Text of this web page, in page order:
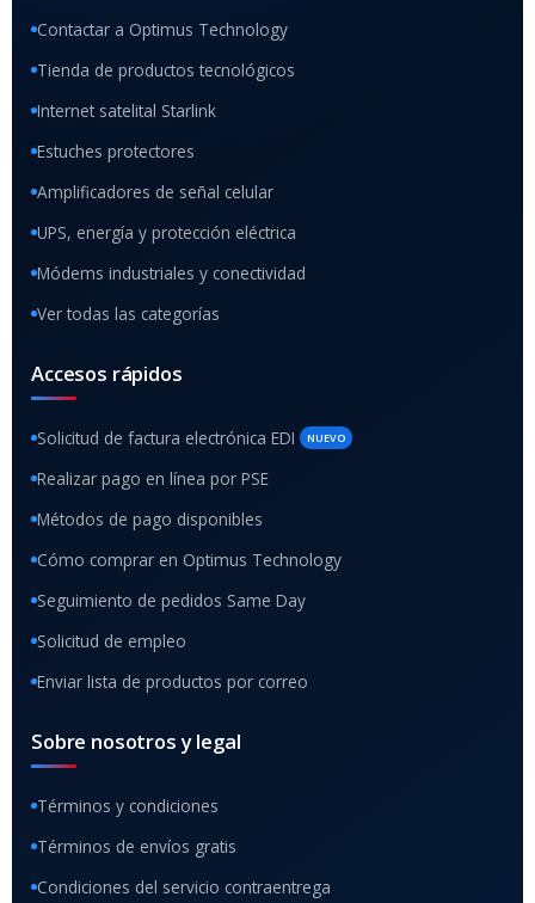
Contactar a Optimus Technology
Tienda de productos tecnológicos
Internet satelital Starlink
Estuches protectores
Amplificadores de señal celular
UPS, energía y protección eléctrica
Módems industriales y conectividad
Ver todas las categorías
Accesos rápidos
Solicitud de factura electrónica EDI NUEVO
Realizar pago en línea por PSE
Métodos de pago disponibles
Cómo comprar en Optimus Technology
Seguimiento de pedidos Same Day
Solicitud de empleo
Enviar lista de productos por correo
Sobre nosotros y legal
Términos y condiciones
Términos de envíos gratis
Condiciones del servicio contraentrega